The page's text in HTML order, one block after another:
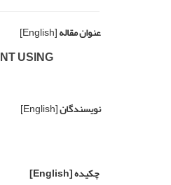
عنوان مقاله[English]
U‌S‌I‌N‌G
نویسندگان[English]
چکیده[English]